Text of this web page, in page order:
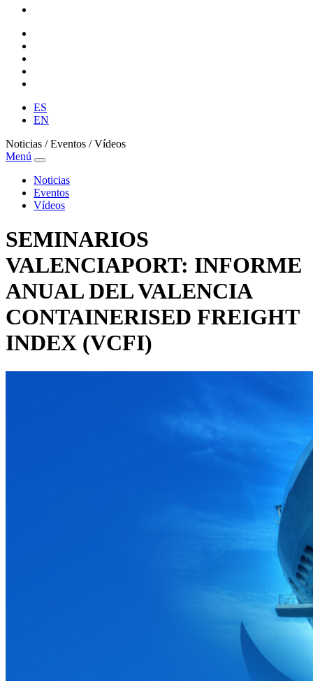
ES
EN
Noticias / Eventos / Vídeos
Menú
Noticias
Eventos
Vídeos
SEMINARIOS
VALENCIAPORT: INFORME
ANUAL DEL VALENCIA
CONTAINERISED FREIGHT
INDEX (VCFI)